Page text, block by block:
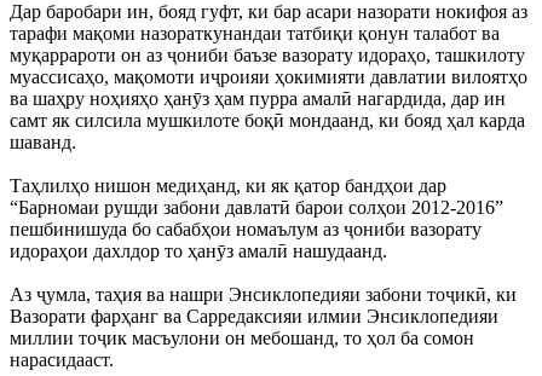
Дар баробари ин, бояд гуфт, ки бар асари назорати нокифоя аз
тарафи мақоми назораткунандаи татбиқи қонун талабот ва
муқаррароти он аз ҷониби баъзе вазорату идораҳо, ташкилоту
муассисаҳо, мақомоти иҷроияи ҳокимияти давлатии вилоятҳо
ва шаҳру ноҳияҳо ҳанӯз ҳам пурра амалӣ нагардида, дар ин
самт як силсила мушкилоте боқӣ мондаанд, ки бояд ҳал карда
шаванд.
Таҳлилҳо нишон медиҳанд, ки як қатор бандҳои дар
“Барномаи рушди забони давлатӣ барои солҳои 2012-2016”
пешбинишуда бо сабабҳои номаълум аз ҷониби вазорату
идораҳои дахлдор то ҳанӯз амалӣ нашудаанд.
Аз ҷумла, таҳия ва нашри Энсиклопедияи забони тоҷикӣ, ки
Вазорати фарҳанг ва Сарредаксияи илмии Энсиклопедияи
миллии тоҷик масъулони он мебошанд, то ҳол ба сомон
нарасидааст.